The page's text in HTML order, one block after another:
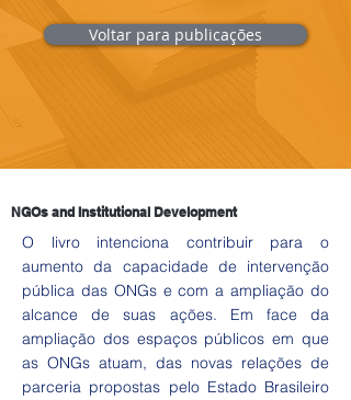
Voltar para publicações
NGOs and Institutional Development
O livro intenciona contribuir para o
aumento da capacidade de intervenção
pública das ONGs e com a ampliação do
alcance de suas ações. Em face da
ampliação dos espaços públicos em que
as ONGs atuam, das novas relações de
parceria propostas pelo Estado Brasileiro